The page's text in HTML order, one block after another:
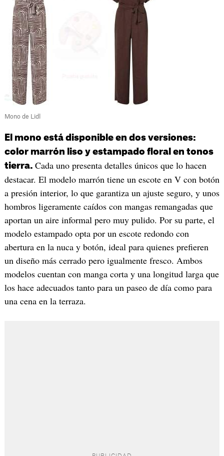
Mono de Lidl
El mono está disponible en dos versiones:
color marrón liso y estampado floral en tonos
tierra. Cada uno presenta detalles únicos que lo hacen
destacar. El modelo marrón tiene un escote en V con botón
a presión interior, lo que garantiza un ajuste seguro, y unos
hombros ligeramente caídos con mangas remangadas que
aportan un aire informal pero muy pulido. Por su parte, el
modelo estampado opta por un escote redondo con
abertura en la nuca y botón, ideal para quienes prefieren
un diseño más cerrado pero igualmente fresco. Ambos
modelos cuentan con manga corta y una longitud larga que
los hace adecuados tanto para un paseo de día como para
una cena en la terraza.